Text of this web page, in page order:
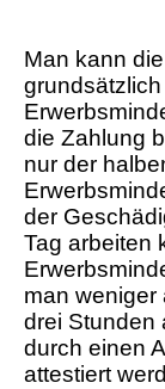
Man kann
die Zahlung
nur der
der
Tag arbeiten
man weniger
drei Stunden
durch einen
attestiert